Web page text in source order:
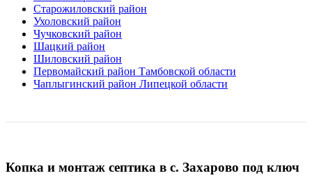
Старожиловский район
Ухоловский район
Чучковский район
Шацкий район
Шиловский район
Первомайский район Тамбовской области
Чаплыгинский район Липецкой области
Копка и монтаж септика в с. Захарово под ключ